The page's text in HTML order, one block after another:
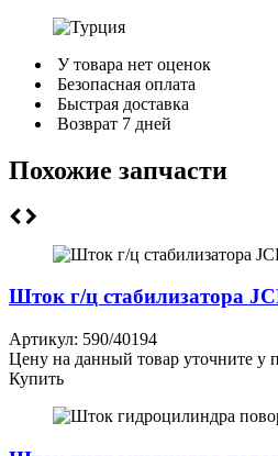
У товара нет оценок
Безопасная оплата
Быстрая доставка
Возврат 7 дней
Похожие запчасти
Шток г/ц стабилизатора
Артикул: 590/40194
Цену на данный товар уточните у
Купить